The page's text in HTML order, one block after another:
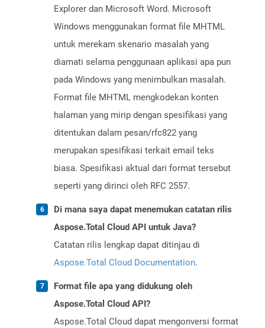
Explorer dan Microsoft Word. Microsoft
Windows menggunakan format file MHTML
untuk merekam skenario masalah yang
diamati selama penggunaan aplikasi apa pun
pada Windows yang menimbulkan masalah.
Format file MHTML mengkodekan konten
halaman yang mirip dengan spesifikasi yang
ditentukan dalam pesan/rfc822 yang
merupakan spesifikasi terkait email teks
biasa. Spesifikasi aktual dari format tersebut
seperti yang dirinci oleh RFC 2557.
Di mana saya dapat menemukan catatan rilis
Aspose.Total Cloud API untuk Java?
Catatan rilis lengkap dapat ditinjau di
Aspose.Total Cloud Documentation.
Format file apa yang didukung oleh
Aspose.Total Cloud API?
Aspose.Total Cloud dapat mengonversi format